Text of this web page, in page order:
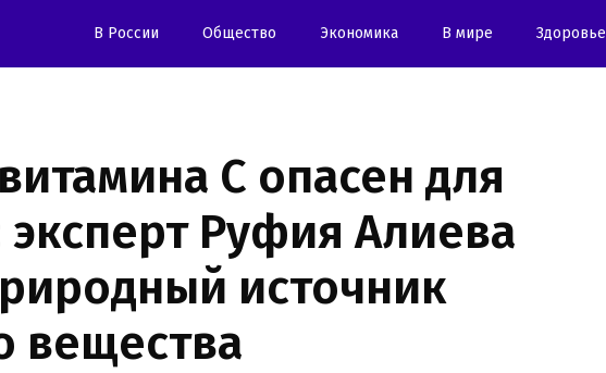
В России Oбщество Экономика В мире Здоровье
С опасен для
эксперт Руфия Алиева
источник
вещества